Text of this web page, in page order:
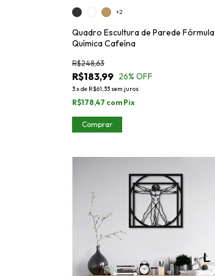
Quadro Escultura de Parede Fórmula
Química Cafeína
R$183,99
R$248,63
26% OFF
3xde R$61,33 sem juros
R$178,47 com Pix
+2
Comprar